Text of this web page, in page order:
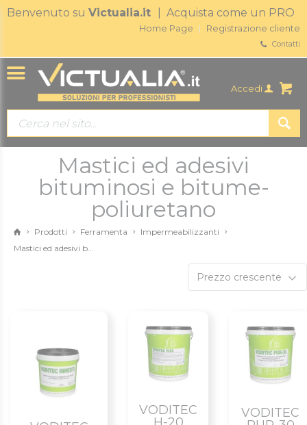
Benvenuto su Victualia.it | Acquista come un PRO
Home Page Registrazione cliente
Contatti
Accedi
Mastici ed adesivi
bituminosi e bitume-
poliuretano
Prodotti Ferramenta
Impermeabilizzanti
Mastici ed adesivi b...
Prezzo crescente
VODITEC
VODITEC